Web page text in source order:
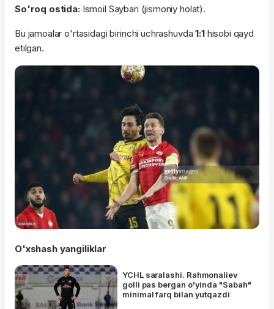
So'roq ostida:Ismoil Saybari (jismoniy holat).
Bu jamoalar o'rtasidagi birinchi uchrashuvda1:1hisobi qayd
etilgan.
O'xshash yangiliklar
YCHL saralashi. Rahmonaliev
golli pas bergan o'yinda "Sabah"
minimal farq bilan yutqazdi